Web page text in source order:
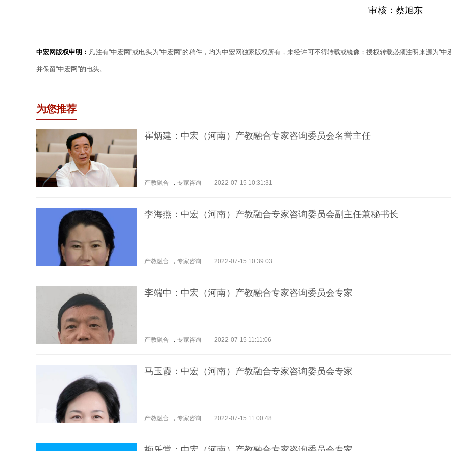
审核：蔡旭东
中宏网版权申明： 凡注有“中宏网”或电头为“中宏网”的稿件，均为中宏网独家版权所有，未经许可不得转载或镜像；授权转载必须注明来源为“中
并保留“中宏网”的电头。
为您推荐
崔炳建：中宏（河南）产教融合专家咨询委员会名誉主任
产教融合 ， 专家咨询 2022-07-15 10:31:31
李海燕：中宏（河南）产教融合专家咨询委员会副主任兼秘书长
产教融合 ， 专家咨询 2022-07-15 10:39:03
李端中：中宏（河南）产教融合专家咨询委员会专家
产教融合 ， 专家咨询 2022-07-15 11:11:06
马玉霞：中宏（河南）产教融合专家咨询委员会专家
产教融合 ， 专家咨询 2022-07-15 11:00:48